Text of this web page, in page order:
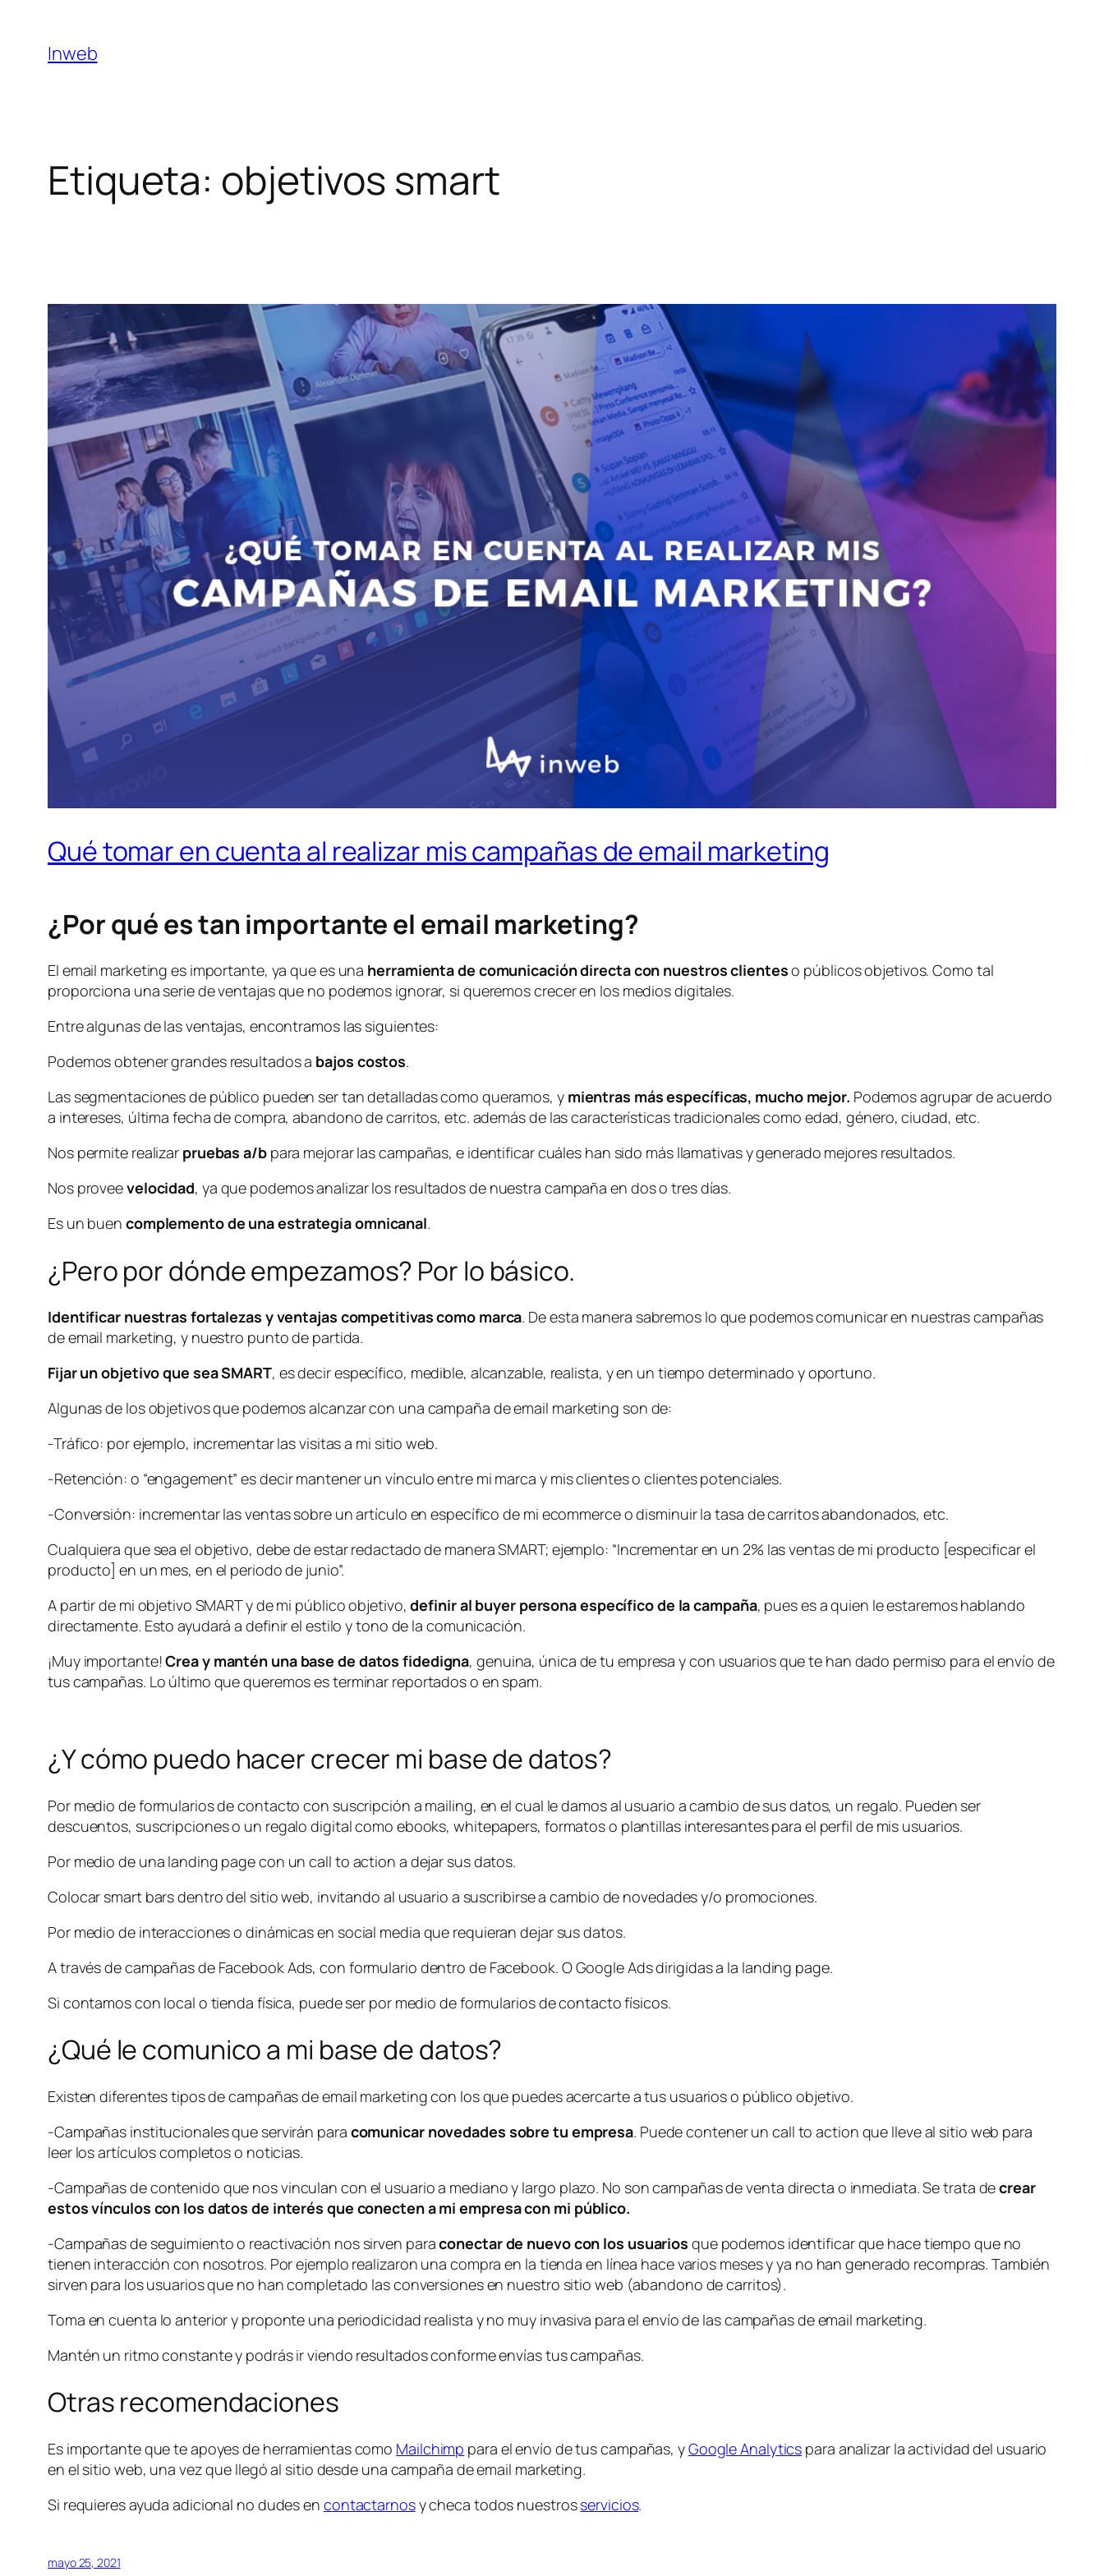
contenido
Inweb
Etiqueta: objetivos smart
Qué tomar en cuenta al realizar mis campañas de email marketing
¿Por qué es tan importante el email marketing?
El email marketing es importante, ya que es una herramienta de comunicación directa con nuestros clienteso públicos objetivos. Como tal
proporciona una serie de ventajas que no podemos ignorar, si queremos crecer en los medios digitales.
Entre algunas de las ventajas, encontramos las siguientes:
Podemos obtener grandes resultados a bajos costos.
Las segmentaciones de público pueden ser tan detalladas como queramos, y mientras más específicas, mucho mejor. Podemos agrupar de acuerdo
a intereses, última fecha de compra, abandono de carritos, etc. además de las características tradicionales como edad, género, ciudad, etc.
Nos permite realizar pruebas a/bpara mejorar las campañas, e identificar cuáles han sido más llamativas y generado mejores resultados.
Nos proveevelocidad, ya que podemos analizar los resultados de nuestra campaña en dos o tres días.
Es un buen complemento de una estrategia omnicanal.
¿Pero por dónde empezamos? Por lo básico.
Identificar nuestras fortalezas y ventajas competitivas como marca. De esta manera sabremos lo que podemos comunicar en nuestras campañas
de email marketing, y nuestro punto de partida.
Fijar un objetivo que sea SMART, es decir específico, medible, alcanzable, realista, y en un tiempo determinado y oportuno.
Algunas de los objetivos que podemos alcanzar con una campaña de email marketing son de:
-Tráfico: por ejemplo, incrementar las visitas a mi sitio web.
-Retención: o “engagement” es decir mantener un vínculo entre mi marca y mis clientes o clientes potenciales.
-Conversión: incrementar las ventas sobre un artículo en específico de mi ecommerce o disminuir la tasa de carritos abandonados, etc.
Cualquiera que sea el objetivo, debe de estar redactado de manera SMART; ejemplo: “Incrementar en un 2% las ventas de mi producto [especificar el
producto] en un mes, en el periodo de junio”.
A partir de mi objetivo SMART y de mi público objetivo,definir al buyer persona específico de la campaña, pues es a quien le estaremos hablando
directamente. Esto ayudará a definir el estilo y tono de la comunicación.
¡Muy importante!Crea y mantén una base de datos fidedigna, genuina, única de tu empresa y con usuarios que te han dado permiso para el envío de
tus campañas. Lo último que queremos es terminar reportados o en spam.
¿Y cómo puedo hacer crecer mi base de datos?
Por medio de formularios de contacto con suscripción a mailing, en el cual le damos al usuario a cambio de sus datos, un regalo. Pueden ser
descuentos, suscripciones o un regalo digital como ebooks, whitepapers, formatos o plantillas interesantes para el perfil de mis usuarios.
Por medio de una landing page con uncall to action a dejar sus datos.
Colocar smart bars dentro del sitio web, invitando al usuario a suscribirse a cambio de novedades y/o promociones.
Por medio de interacciones o dinámicas en social media que requieran dejar sus datos.
A través de campañas de Facebook Ads, con formulario dentro de Facebook. O Google Ads dirigidas a la landing page.
Si contamos con local o tienda física, puede ser por medio de formularios de contacto físicos.
¿Qué le comunico a mi base de datos?
Existen diferentes tipos de campañas de email marketing con los que puedes acercarte a tus usuarios o público objetivo.
-Campañas institucionales que servirán para comunicar novedades sobre tu empresa. Puede contener uncall to action que lleve al sitio web para
leer los artículos completos o noticias.
-Campañas de contenido que nos vinculan con el usuario a mediano y largo plazo. No son campañas de venta directa o inmediata. Se trata decrear
estos vínculos con los datos de interés que conecten a mi empresa con mi público.
-Campañas de seguimiento o reactivación nos sirven paraconectar de nuevo con los usuarios que podemos identificar que hace tiempo que no
tienen interacción con nosotros. Por ejemplo realizaron una compra en la tienda en línea hace varios meses y ya no han generado recompras. También
sirven para los usuarios que no han completado las conversiones en nuestro sitio web (abandono de carritos).
Toma en cuenta lo anterior y proponte una periodicidad realista y no muy invasiva para el envío de las campañas de email marketing.
Mantén un ritmo constante y podrás ir viendo resultados conforme envías tus campañas.
Otras recomendaciones
Es importante que te apoyes de herramientas como Mailchimp para el envío de tus campañas, yGoogle Analytics para analizar la actividad del usuario
en el sitio web, una vez que llegó al sitio desde una campaña de email marketing.
Si requieres ayuda adicional no dudes en contactarnosy checa todos nuestrosservicios.
mayo 25, 2021